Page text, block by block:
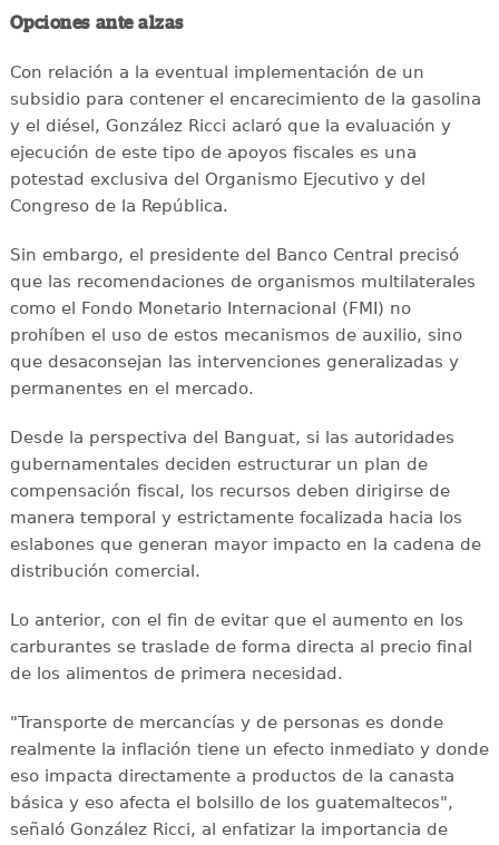
Opciones ante alzas
Con relación a la eventual implementación de un
subsidio para contener el encarecimiento de la gasolina
y el diésel, González Ricci aclaró que la evaluación y
ejecución de este tipo de apoyos fiscales es una
potestad exclusiva del Organismo Ejecutivo y del
Congreso de la República.
Sin embargo, el presidente del Banco Central precisó
que las recomendaciones de organismos multilaterales
como el Fondo Monetario Internacional (FMI) no
prohíben el uso de estos mecanismos de auxilio, sino
que desaconsejan las intervenciones generalizadas y
permanentes en el mercado.
Desde la perspectiva del Banguat, si las autoridades
gubernamentales deciden estructurar un plan de
compensación fiscal, los recursos deben dirigirse de
manera temporal y estrictamente focalizada hacia los
eslabones que generan mayor impacto en la cadena de
distribución comercial.
Lo anterior, con el fin de evitar que el aumento en los
carburantes se traslade de forma directa al precio final
de los alimentos de primera necesidad.
"Transporte de mercancías y de personas es donde
realmente la inflación tiene un efecto inmediato y donde
eso impacta directamente a productos de la canasta
básica y eso afecta el bolsillo de los guatemaltecos",
señaló González Ricci, al enfatizar la importancia de